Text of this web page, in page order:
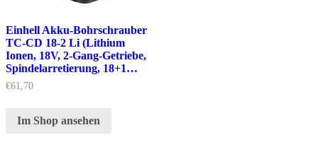
Einhell Akku-Bohrschrauber
TC-CD 18-2 Li (Lithium
Ionen, 18V, 2-Gang-Getriebe,
Spindelarretierung, 18+1…
€61,70
Im Shop ansehen